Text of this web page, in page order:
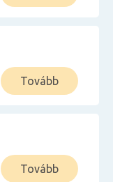
Tovább
Tovább